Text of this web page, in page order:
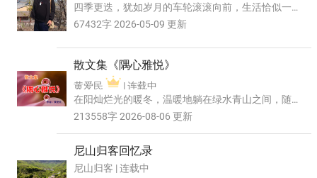
四季更迭，犹如岁月的车轮滚滚向前，生活恰似一
幅徐徐铺展的宏大画卷。身边的琐碎日常、新奇趣
67432字 2026-05-09 更新
散文集《隅心雅悦》
黄爱民
| 连载中
在阳灿烂光的暖冬，温暖地躺在绿水青山之间，随
妖娆的轻雾轻歌曼舞袅袅，聆听从青涩年少到两鬓
213558字 2026-08-06 更新
尼山归客回忆录
尼山归客 | 连载中